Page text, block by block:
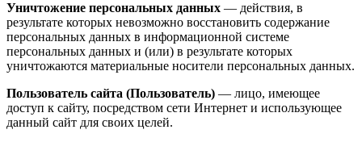
Уничтожение персональных данных — действия, в
результате которых невозможно восстановить содержание
персональных данных в информационной системе
персональных данных и (или) в результате которых
уничтожаются материальные носители персональных данных.
Пользователь сайта (Пользователь) — лицо, имеющее
доступ к сайту, посредством сети Интернет и использующее
данный сайт для своих целей.